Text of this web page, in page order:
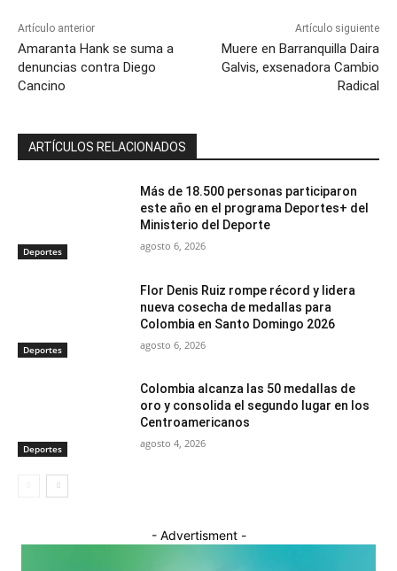
Artículo anterior
Amaranta Hank se suma a
denuncias contra Diego
Cancino
Artículo siguiente
Muere en Barranquilla Daira
Galvis, exsenadora Cambio
Radical
ARTÍCULOS RELACIONADOS
Deportes
Más de 18.500 personas participaron
este año en el programa Deportes+ del
Ministerio del Deporte
agosto 6, 2026
Deportes
Flor Denis Ruiz rompe récord y lidera
nueva cosecha de medallas para
Colombia en Santo Domingo 2026
agosto 6, 2026
Deportes
Colombia alcanza las 50 medallas de
oro y consolida el segundo lugar en los
Centroamericanos
agosto 4, 2026
- Advertisment -